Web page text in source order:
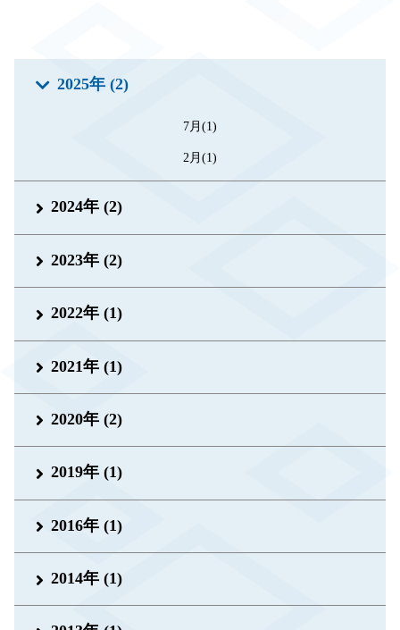
2025年 (2)
7月(1)
2月(1)
2024年 (2)
2023年 (2)
2022年 (1)
2021年 (1)
2020年 (2)
2019年 (1)
2016年 (1)
2014年 (1)